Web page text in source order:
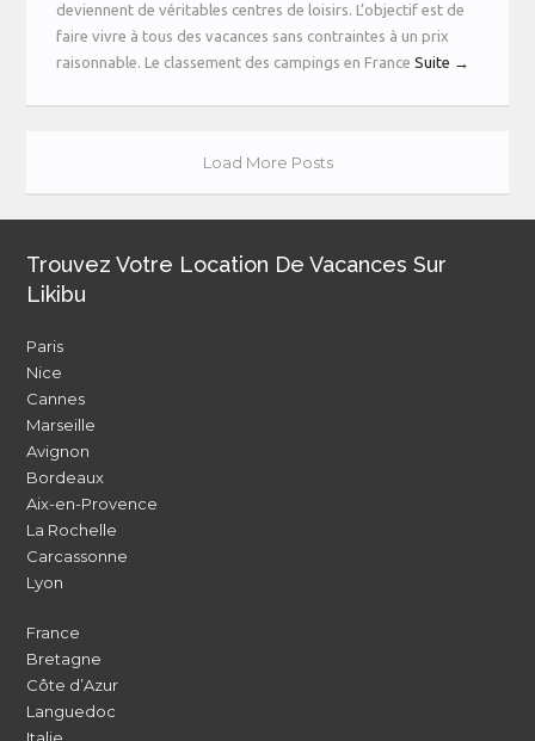
deviennent de véritables centres de loisirs. L’objectif est de
faire vivre à tous des vacances sans contraintes à un prix
raisonnable. Le classement des campings en FranceSuite →
Load More Posts
Trouvez Votre Location De Vacances Sur
Likibu
Paris
Nice
Cannes
Marseille
Avignon
Bordeaux
Aix-en-Provence
La Rochelle
Carcassonne
Lyon
France
Bretagne
Côte d’Azur
Languedoc